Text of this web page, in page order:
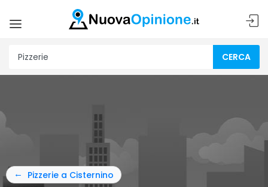
CERCA
Pizzerie a Cisternino